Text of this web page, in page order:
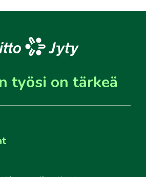
työsi on tärkeä